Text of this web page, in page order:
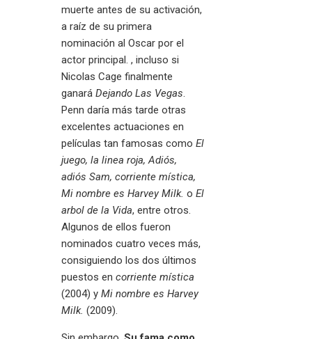
muerte antes de su activación,
a raíz de su primera
nominación al Oscar por el
actor principal. , incluso si
Nicolas Cage finalmente
ganará Dejando Las Vegas.
Penn daría más tarde otras
excelentes actuaciones en
películas tan famosas como El
juego, la linea roja,Adiós,
adiós Sam, corriente mística,
Mi nombre es Harvey Milk. o El
arbol de la Vida, entre otros.
Algunos de ellos fueron
nominados cuatro veces más,
consiguiendo los dos últimos
puestos en corriente mística
(2004) y Mi nombre es Harvey
Milk. (2009).